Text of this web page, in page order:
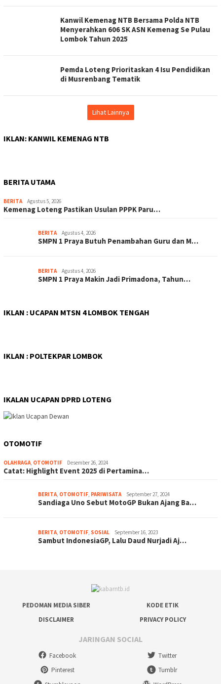
Kanwil Kemenag NTB Bersama Polda NTB
Menyerahkan 606 SK ASN Kemenag Se Pulau
Lombok Tahun 2025
Pemda Loteng Prioritaskan 4 Isu Pendidikan
di Musrenbang Tematik
Lihat Lainnya
IKLAN: KANWIL KEMENAG NTB
BERITA UTAMA
BERITA Agustus 5, 2026
Kemenag Loteng Pastikan Usulan PPPK Paru…
BERITA Agustus 4, 2026
SMPN 1 Praya Butuh Penambahan Guru dan M…
BERITA Agustus 4, 2026
SMPN 1 Praya Makin Jadi Primadona, Tahun…
IKLAN : UCAPAN MTSN 4 LOMBOK TENGAH
IKLAN : POLTEKPAR LOMBOK
IKALAN UCAPAN DPRD LOTENG
OTOMOTIF
OLAHRAGA, OTOMOTIF Desember 26, 2024
Catat: Highlight Event 2025 di Pertamina…
BERITA, OTOMOTIF, PARIWISATA September 27, 2024
Sandiaga Uno Sebut MotoGP Bukan Ajang Ba…
BERITA, OTOMOTIF, SOSIAL September 16, 2023
Sambut IndonesiaGP, Lalu Daud Nurjadi Aj…
PEDOMAN MEDIA SIBER
KODE ETIK
DISCLAIMER
PRIVACY POLICY
JARINGAN SOCIAL
Facebook
Twitter
Pinterest
Tumblr